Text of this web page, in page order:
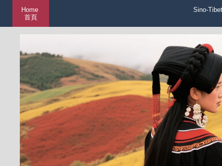
Home
首頁
Sino-